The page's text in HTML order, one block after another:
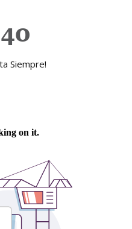
Siempre!